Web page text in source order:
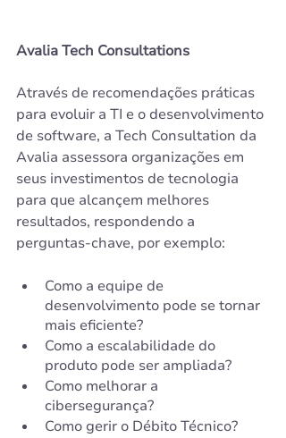
Avalia Tech Consultations
Através de recomendações práticas
para evoluir a TI e o desenvolvimento
de software, a Tech Consultation da
Avalia assessora organizações em
seus investimentos de tecnologia
para que alcançem melhores
resultados, respondendo a
perguntas-chave, por exemplo:
Como a equipe de
desenvolvimento pode se tornar
mais eficiente?
Como a escalabilidade do
produto pode ser ampliada?
Como melhorar a
cibersegurança?
Como gerir o Débito Técnico?